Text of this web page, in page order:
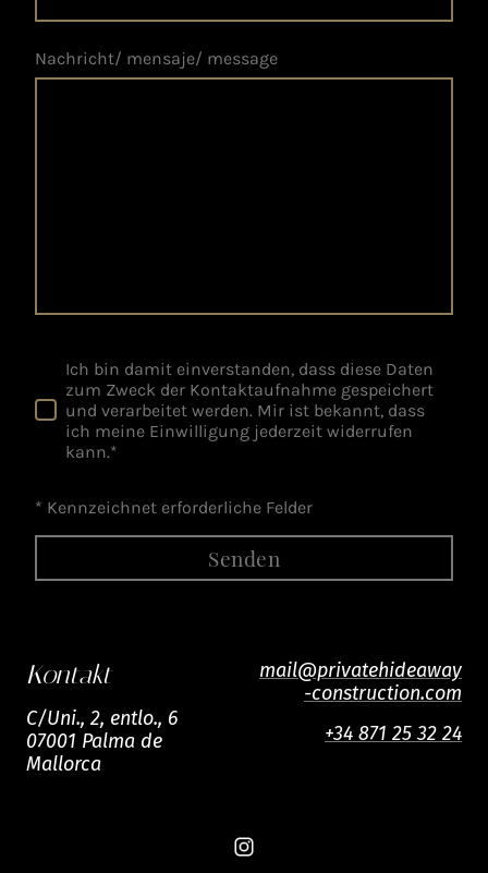
Nachricht/ mensaje/ message
Ich bin damit einverstanden, dass diese Daten
zum Zweck der Kontaktaufnahme gespeichert
und verarbeitet werden. Mir ist bekannt, dass
ich meine Einwilligung jederzeit widerrufen
kann.*
* Kennzeichnet erforderliche Felder
Senden
Kontakt
C/Uni., 2, entlo., 6
07001 Palma de
Mallorca
mail@privatehideaway
-construction.com
+34 871 25 32 24